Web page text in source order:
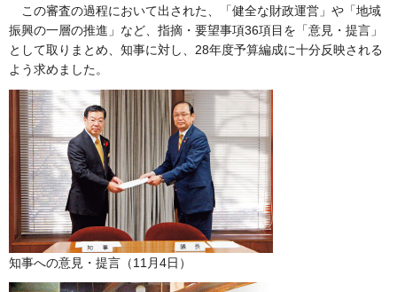
この審査の過程において出された、「健全な財政運営」や「地域
振興の一層の推進」など、指摘・要望事項36項目を「意見・提言」
として取りまとめ、知事に対し、28年度予算編成に十分反映される
よう求めました。
知事への意見・提言（11月4日）